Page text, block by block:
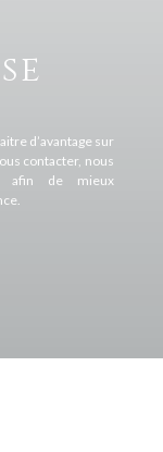
d’avantage sur
contacter, nous
afin de mieux